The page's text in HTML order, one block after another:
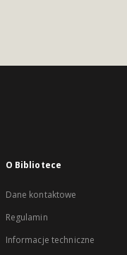
O Bibliotece
Dane kontaktowe
Regulamin
Informacje techniczne